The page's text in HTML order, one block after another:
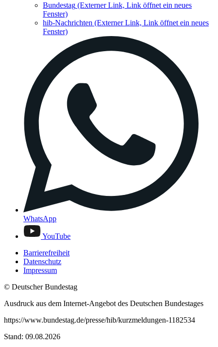
Bundestag (Externer Link, Link öffnet ein neues
Fenster)
hib-Nachrichten (Externer Link, Link öffnet ein neues
Fenster)
WhatsApp
YouTube
Barrierefreiheit
Datenschutz
Impressum
© Deutscher Bundestag
Ausdruck aus dem Internet-Angebot des Deutschen Bundestages
https://www.bundestag.de/presse/hib/kurzmeldungen-1182534
Stand: 09.08.2026